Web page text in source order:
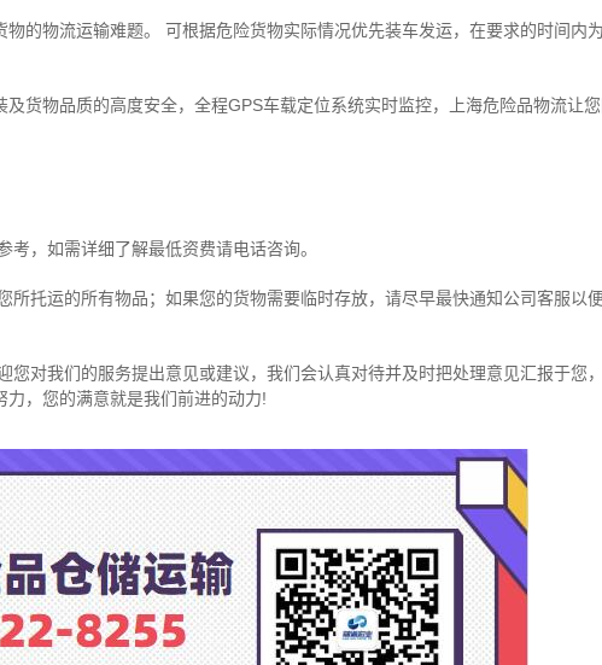
的物流运输难题。 可根据危险货物实际情况优先装车发运，在要求的时间内
货物品质的高度安全，全程GPS车载定位系统实时监控，上海危险品物流让
，如需详细了解最低资费请电话咨询。
托运的所有物品；如果您的货物需要临时存放，请尽早最快通知公司客服以
对我们的服务提出意见或建议，我们会认真对待并及时把处理意见汇报于您
，您的满意就是我们前进的动力!